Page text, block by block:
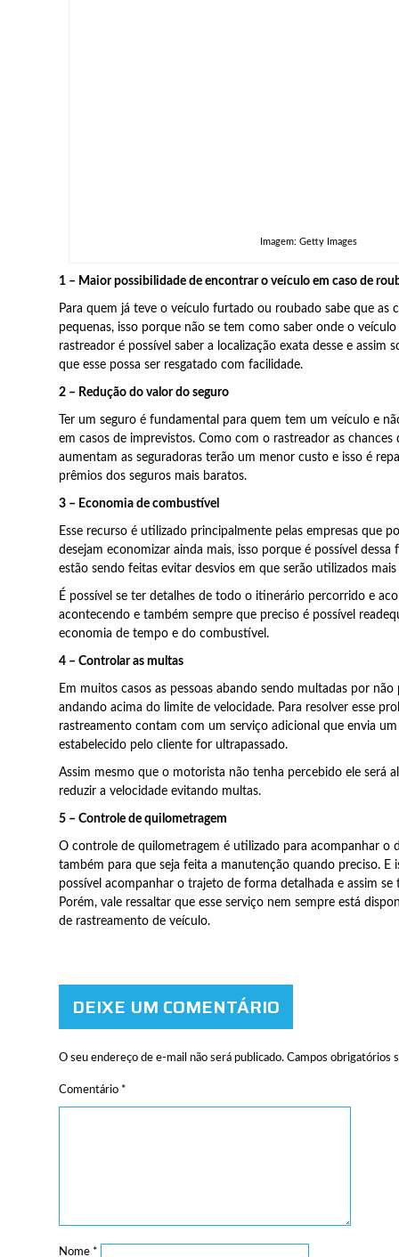
Imagem: Getty Images
1 – Maior possibilidade de encontrar o veículo em caso de
Para quem já teve o veículo furtado ou roubado sabe que as
pequenas, isso porque não se tem como saber onde o
rastreador é possível saber a localização exata desse e assim
que esse possa ser resgatado com facilidade.
2 – Redução do valor do seguro
Ter um seguro é fundamental para quem tem um veículo e
em casos de imprevistos. Como com o rastreador as chances
aumentam as seguradoras terão um menor custo e isso é
prêmios dos seguros mais baratos.
3 – Economia de combustível
Esse recurso é utilizado principalmente pelas empresas que
desejam economizar ainda mais, isso porque é possível
estão sendo feitas evitar desvios em que serão utilizados
É possível se ter detalhes de todo o itinerário percorrido e
acontecendo e também sempre que preciso é possível
economia de tempo e do combustível.
4 – Controlar as multas
Em muitos casos as pessoas abando sendo multadas por
andando acima do limite de velocidade. Para resolver esse
rastreamento contam com um serviço adicional que envia
estabelecido pelo cliente for ultrapassado.
Assim mesmo que o motorista não tenha percebido ele será
reduzir a velocidade evitando multas.
5 – Controle de quilometragem
O controle de quilometragem é utilizado para acompanhar o
também para que seja feita a manutenção quando preciso. E
possível acompanhar o trajeto de forma detalhada e assim
Porém, vale ressaltar que esse serviço nem sempre está
de rastreamento de veículo.
DEIXE UM COMENTÁRIO
O seu endereço de e-mail não será publicado. Campos obrigatórios
Comentário *
Nome *